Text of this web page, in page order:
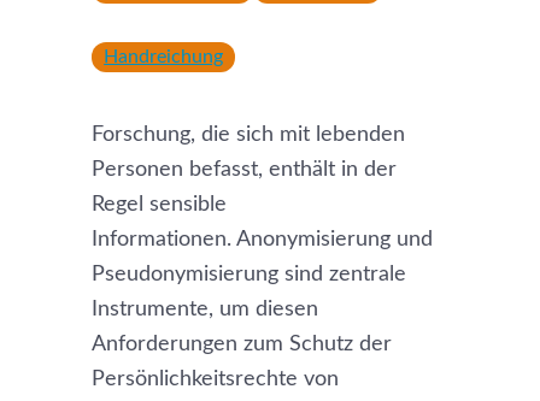
Handreichung
Forschung, die sich mit lebenden
Personen befasst, enthält in der
Regel sensible
Informationen. Anonymisierung und
Pseudonymisierung sind zentrale
Instrumente, um diesen
Anforderungen zum Schutz der
Persönlichkeitsrechte von